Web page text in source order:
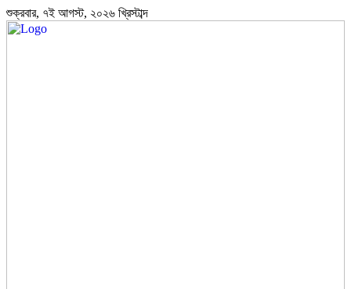
শুক্রবার, ৭ই আগস্ট, ২০২৬ খ্রিস্টাব্দ